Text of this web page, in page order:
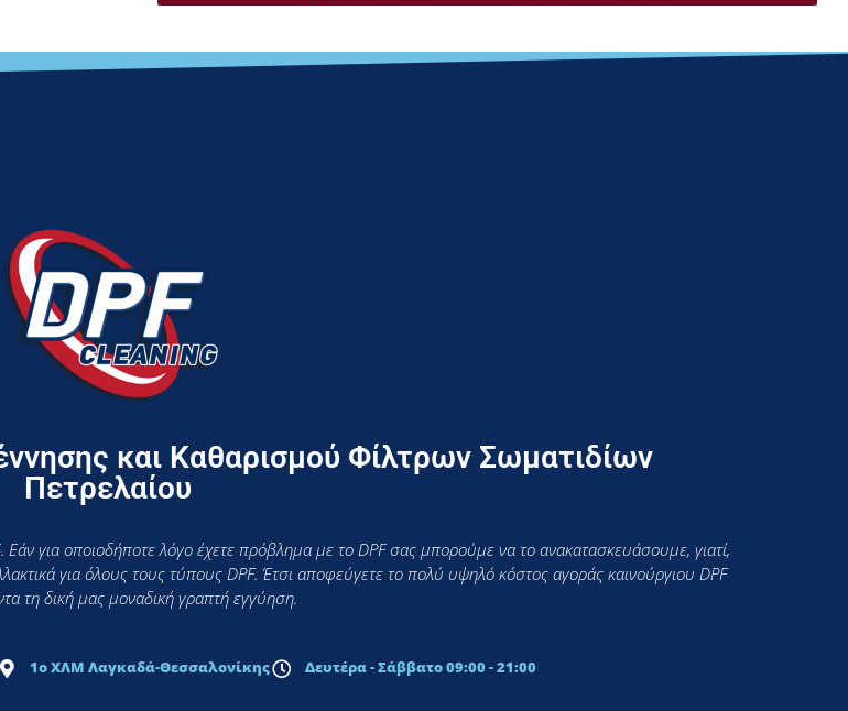
και Καθαρισμού Φίλτρων Σωματιδίων
Πετρελαίου
για οποιοδήποτε λόγο έχετε πρόβλημα με το DPF σας μπορούμε να το ανακατασκευάσουμε, γιατί,
για όλους τους τύπους DPF. Έτσι αποφεύγετε το πολύ υψηλό κόστος αγοράς καινούργιου DPF
τη δική μας μοναδική γραπτή εγγύηση.
1ο ΧΛΜ Λαγκαδά-Θεσσαλονίκης Δευτέρα - Σάββατο 09:00 - 21:00